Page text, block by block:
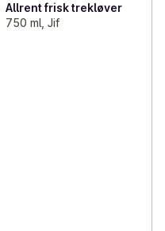
Allrent frisk trekløver
750 ml, Jif